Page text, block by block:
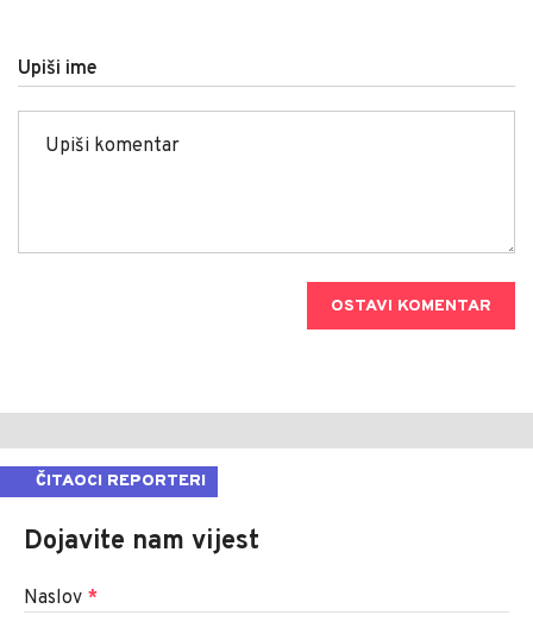
Upiši ime
OSTAVI KOMENTAR
ČITAOCI REPORTERI
Dojavite nam vijest
Naslov *